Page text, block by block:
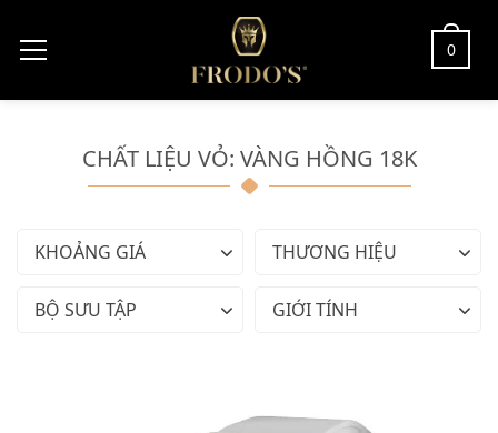
0
CHẤT LIỆU VỎ: VÀNG HỒNG 18K
KHOẢNG GIÁ THƯƠNG HIỆU
BỘ SƯU TẬP GIỚI TÍNH